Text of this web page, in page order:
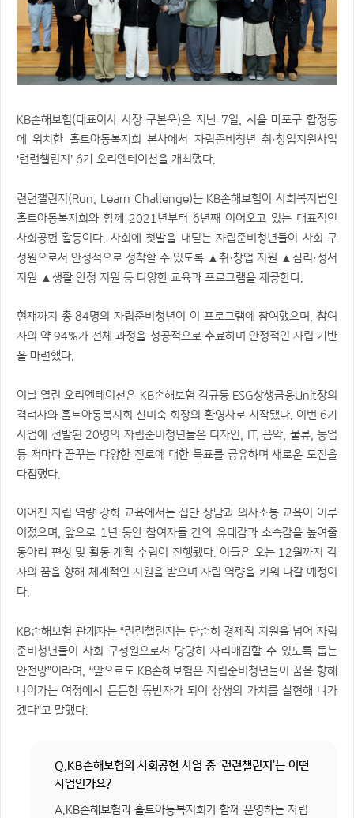
KB손해보험(대표이사 사장 구본욱)은 지난 7일, 서울 마포구 합정동
에 위치한 홀트아동복지회 본사에서 자립준비청년 취·창업지원사업
‘런런챌린지’ 6기 오리엔테이션을 개최했다.
런런챌린지(Run, Learn Challenge)는 KB손해보험이 사회복지법인
홀트아동복지회와 함께 2021년부터 6년째 이어오고 있는 대표적인
사회공헌 활동이다. 사회에 첫발을 내딛는 자립준비청년들이 사회 구
성원으로서 안정적으로 정착할 수 있도록 ▲취·창업 지원 ▲심리·정서
지원 ▲생활 안정 지원 등 다양한 교육과 프로그램을 제공한다.
현재까지 총 84명의 자립준비청년이 이 프로그램에 참여했으며, 참여
자의 약 94%가 전체 과정을 성공적으로 수료하며 안정적인 자립 기반
을 마련했다.
이날 열린 오리엔테이션은 KB손해보험 김규동 ESG상생금융Unit장의
격려사와 홀트아동복지회 신미숙 회장의 환영사로 시작됐다. 이번 6기
사업에 선발된 20명의 자립준비청년들은 디자인, IT, 음악, 물류, 농업
등 저마다 꿈꾸는 다양한 진로에 대한 목표를 공유하며 새로운 도전을
다짐했다.
이어진 자립 역량 강화 교육에서는 집단 상담과 의사소통 교육이 이루
어졌으며, 앞으로 1년 동안 참여자들 간의 유대감과 소속감을 높여줄
동아리 편성 및 활동 계획 수립이 진행됐다. 이들은 오는 12월까지 각
자의 꿈을 향해 체계적인 지원을 받으며 자립 역량을 키워 나갈 예정이
다.
KB손해보험 관계자는 “런런챌린지는 단순히 경제적 지원을 넘어 자립
준비청년들이 사회 구성원으로서 당당히 자리매김할 수 있도록 돕는
안전망”이라며, “앞으로도 KB손해보험은 자립준비청년들이 꿈을 향해
나아가는 여정에서 든든한 동반자가 되어 상생의 가치를 실현해 나가
겠다”고 말했다.
Q.KB손해보험의 사회공헌 사업 중 '런런챌린지'는 어떤
사업인가요?
A.KB손해보험과 홀트아동복지회가 함께 운영하는 자립